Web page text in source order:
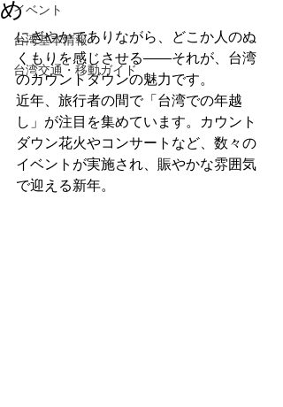
イベント
台湾基本情報
台湾交通・移動ガイド
め
にぎやかでありながら、どこか人のぬ
くもりを感じさせる――それが、台湾
のカウントダウンの魅力です。
近年、旅行者の間で「台湾での年越
し」が注目を集めています。カウント
ダウン花火やコンサートなど、数々の
イベントが実施され、賑やかな雰囲気
で迎える新年。